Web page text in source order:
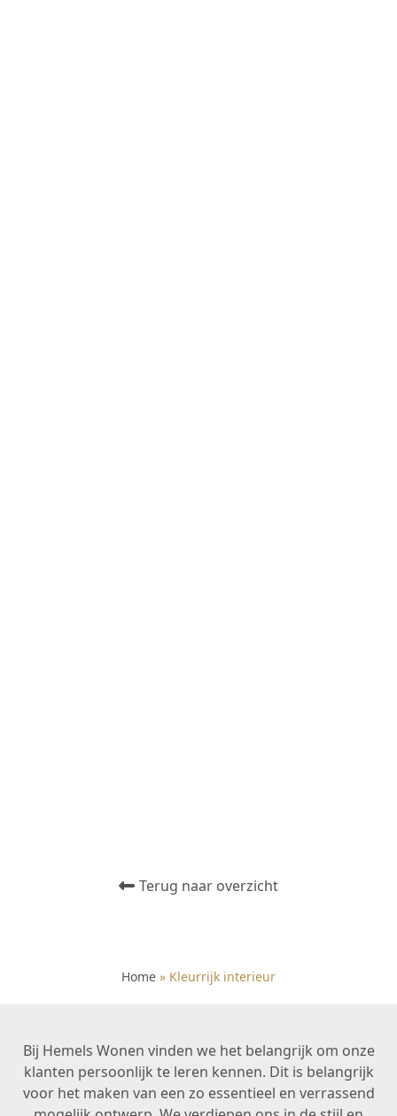
Terug naar overzicht
Home » Kleurrijk interieur
Bij Hemels Wonen vinden we het belangrijk om onze
klanten persoonlijk te leren kennen. Dit is belangrijk
voor het maken van een zo essentieel en verrassend